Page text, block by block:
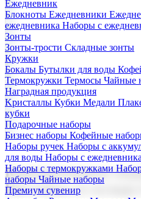
Ежедневник
Блокноты Ежедневники
ежедневника Наборы с
Зонты
Зонты-трости Складные зонты
Кружки
Бокалы Бутылки для воды
Термокружки Термосы Чайные
Наградная продукция
Kристаллы Кубки Медали
кубки
Подарочные наборы
Бизнес наборы Кофейные
Наборы ручек Наборы с
для воды Наборы с
Наборы с термокружками
наборы Чайные наборы
Премиум сувенир
Корпоративные
Поставка со склада